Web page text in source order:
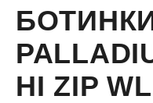
HI ZIP